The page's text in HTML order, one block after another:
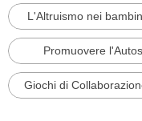
L'Altruismo nei
Promuovere
Giochi di